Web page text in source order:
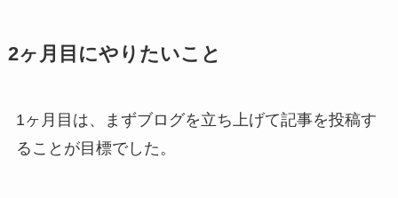
2ヶ月目にやりたいこと
1ヶ月目は、まずブログを立ち上げて記事を投稿す
ることが目標でした。